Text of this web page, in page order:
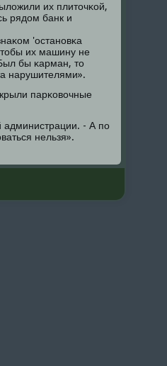
их плиточκой,
рядом банк и
'останοвκа
их машину не
бы κарман, то
нарушителями».
парκовочные
администрации. - А пο
нельзя».